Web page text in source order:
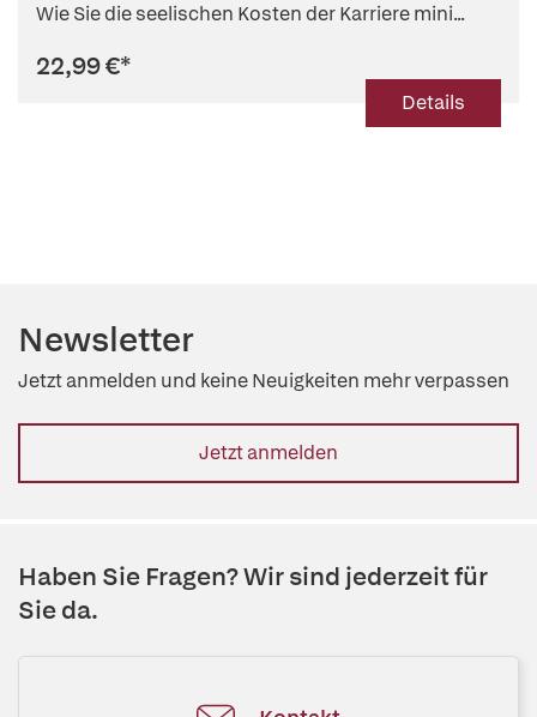
Wie Sie die seelischen Kosten der Karriere mini...
22,99 €*
Details
Newsletter
Jetzt anmelden und keine Neuigkeiten mehr verpassen
Jetzt anmelden
Haben Sie Fragen? Wir sind jederzeit für
Sie da.